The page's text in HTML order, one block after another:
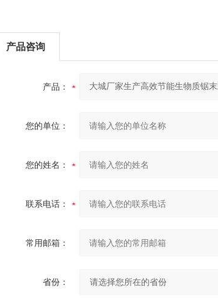
产品咨询
产品：
您的单位：
您的姓名：
联系电话：
常用邮箱：
省份：